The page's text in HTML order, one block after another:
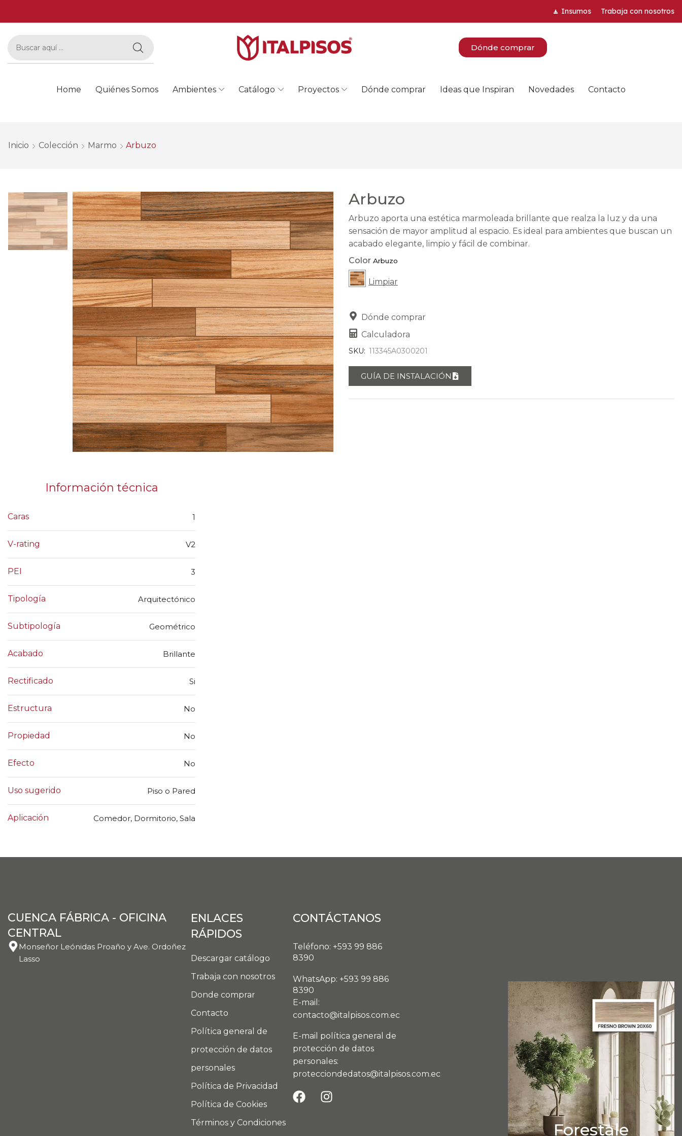
Insumos Trabaja con nosotros
Dónde comprar
Home Quiénes Somos Ambientes Catálogo Proyectos Dónde comprar Ideas que Inspiran Novedades Contacto
Inicio Colección Marmo Arbuzo
Arbuzo
Arbuzo aporta una estética marmoleada brillante que realza la luz y da una
sensación de mayor amplitud al espacio. Es ideal para ambientes que buscan un
acabado elegante, limpio y fácil de combinar.
Color
Limpiar
Dónde comprar
Calculadora
SKU: 113345A0300201
GUÍA DE INSTALACIÓN
Información técnica
Caras 1
V-rating V2
PEI 3
Tipología Arquitectónico
Subtipología Geométrico
Acabado Brillante
Rectificado Si
Estructura No
Propiedad No
Efecto No
Uso sugerido Piso o Pared
Aplicación Comedor, Dormitorio, Sala
CUENCA FÁBRICA - OFICINA
CENTRAL
Monseñor Leónidas Proaño y Ave. Ordoñez
Lasso
ENLACES
RÁPIDOS
Descargar catálogo
Trabaja con nosotros
Donde comprar
Contacto
Política general de
protección de datos
personales
Política de Privacidad
Política de Cookies
Términos y Condiciones
CONTÁCTANOS
Teléfono: +593 99 886
8390
WhatsApp: +593 99 886
8390
E-mail:
contacto@italpisos.com.ec
E-mail política general de
protección de datos
personales:
protecciondedatos@italpisos.com.ec
Forestale